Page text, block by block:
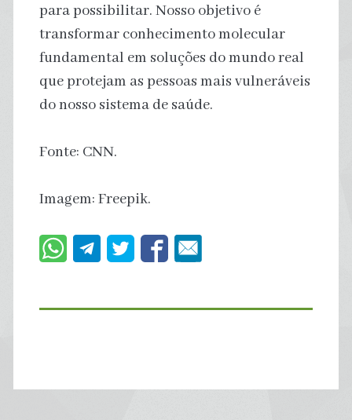
para possibilitar. Nosso objetivo é
transformar conhecimento molecular
fundamental em soluções do mundo real
que protejam as pessoas mais vulneráveis
do nosso sistema de saúde.
Fonte: CNN.
Imagem: Freepik.